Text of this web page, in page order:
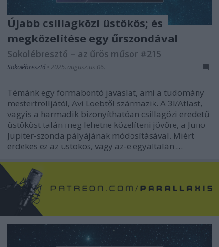
Újabb csillagközi üstökös; és
megközelítése egy űrszondával
Sokolébresztő – az űrös műsor #215
Sokolébresztő • 2025. augusztus 06.
Témánk egy formabontó javaslat, ami a tudomány
mestertrolljától, Avi Loebtől származik. A 3I/Atlast,
vagyis a harmadik bizonyíthatóan csillagözi eredetű
üstököst talán meg lehetne közelíteni jövőre, a Juno
Jupiter-szonda pályájának módosításával. Miért
érdekes ez az üstökös, vagy az-e egyáltalán,…